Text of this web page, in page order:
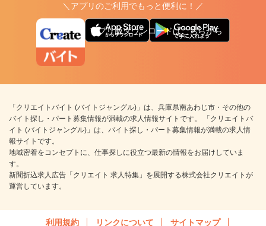
＼アプリのご利用でもっと便利に！／
アプリ版ダウンロードはこちらから
「クリエイトバイト (バイトジャングル)」は、兵庫県南あわじ市・その他の
バイト探し・パート募集情報が満載の求人情報サイトです。 「クリエイトバ
イト (バイトジャングル)」は、バイト探し・パート募集情報が満載の求人情
報サイトです。
地域密着をコンセプトに、仕事探しに役立つ最新の情報をお届けしていま
す。
新聞折込求人広告「クリエイト 求人特集」を展開する株式会社クリエイトが
運営しています。
利用規約 リンクについて サイトマップ